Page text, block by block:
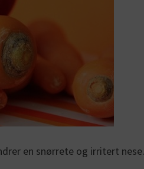
en snørrete og irritert nese.